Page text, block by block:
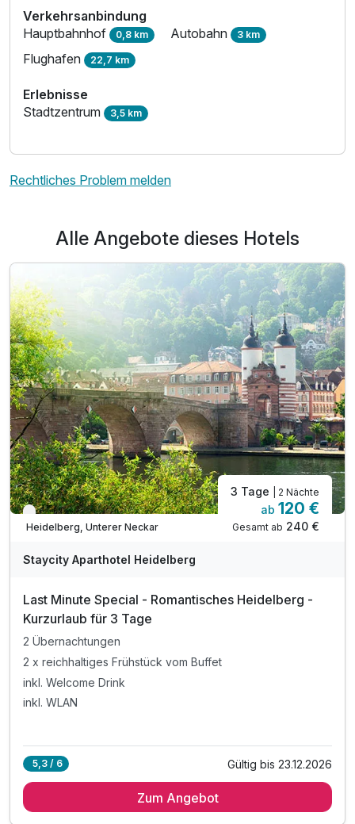
Verkehrsanbindung
Hauptbahnhof 0,8 km Autobahn 3 km
Flughafen 22,7 km
Erlebnisse
Stadtzentrum 3,5 km
Rechtliches Problem melden
Alle Angebote dieses Hotels
Verfügbar bis Dezember
Heidelberg, Unterer Neckar
3 Tage | 2 Nächte
ab 120 €
Gesamt ab 240 €
Staycity Aparthotel Heidelberg
Last Minute Special - Romantisches Heidelberg -
Kurzurlaub für 3 Tage
2 Übernachtungen
2 x reichhaltiges Frühstück vom Buffet
inkl. Welcome Drink
inkl. WLAN
5,3 / 6 Gültig bis 23.12.2026
Zum Angebot